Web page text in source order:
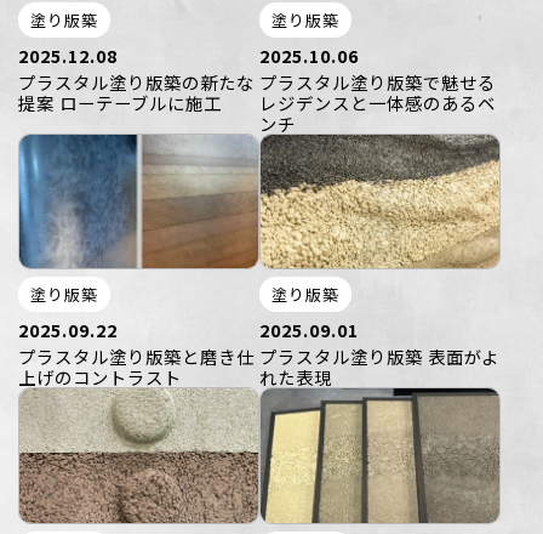
塗り版築
2025.12.08
プラスタル塗り版築の新たな
提案 ローテーブルに施工
塗り版築
2025.10.06
プラスタル塗り版築で魅せる
レジデンスと一体感のあるベ
ンチ
塗り版築
2025.09.22
プラスタル塗り版築と磨き仕
上げのコントラスト
塗り版築
2025.09.01
プラスタル塗り版築 表面がよ
れた表現